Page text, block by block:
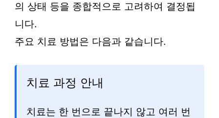
의 상태 등을 종합적으로 고려하여 결정됩
니다.
주요 치료 방법은 다음과 같습니다.
치료 과정 안내
치료는 한 번으로 끝나지 않고 여러 번